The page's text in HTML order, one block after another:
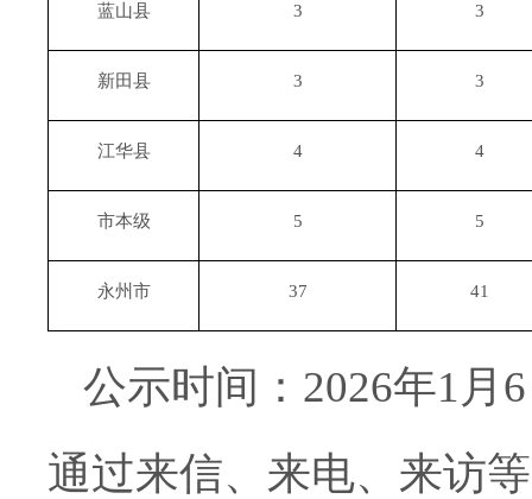
蓝山县 3 3
新田县 3 3
江华县 4 4
市本级 5 5
永州市 37 41
公示时间： 2026年1月
通过来信、来电、来访